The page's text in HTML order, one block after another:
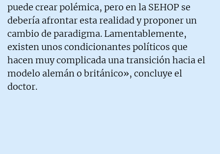
puede crear polémica, pero en la SEHOP se
debería afrontar esta realidad y proponer un
cambio de paradigma. Lamentablemente,
existen unos condicionantes políticos que
hacen muy complicada una transición hacia el
modelo alemán o británico», concluye el
doctor.